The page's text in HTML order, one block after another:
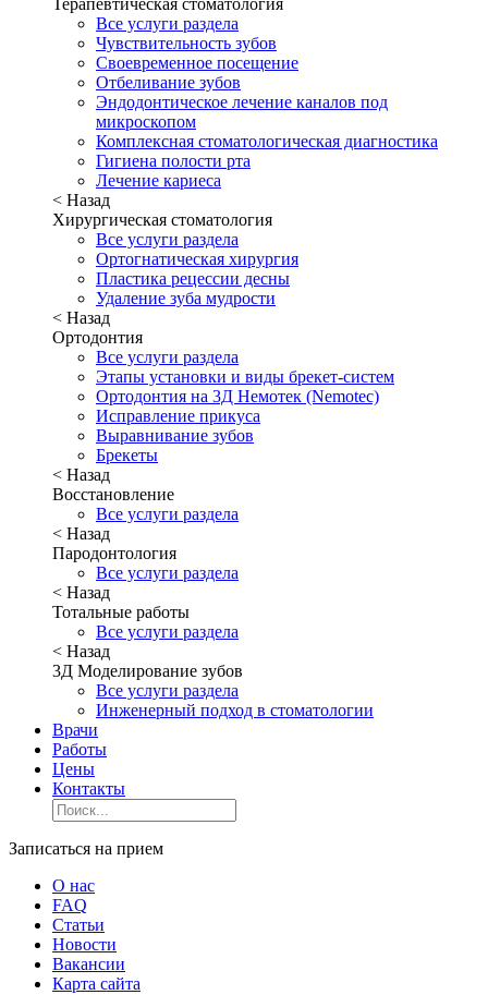
Терапевтическая стоматология
Все услуги раздела
Чувствительность зубов
Своевременное посещение
Отбеливание зубов
Эндодонтическое лечение каналов под
микроскопом
Комплексная стоматологическая диагностика
Гигиена полости рта
Лечение кариеса
< Назад
Хирургическая стоматология
Все услуги раздела
Ортогнатическая хирургия
Пластика рецессии десны
Удаление зуба мудрости
< Назад
Ортодонтия
Все услуги раздела
Этапы установки и виды брекет-систем
Ортодонтия на 3Д Немотек (Nemotec)
Исправление прикуса
Выравнивание зубов
Брекеты
< Назад
Восстановление
Все услуги раздела
< Назад
Пародонтология
Все услуги раздела
< Назад
Тотальные работы
Все услуги раздела
< Назад
3Д Моделирование зубов
Все услуги раздела
Инженерный подход в стоматологии
Врачи
Работы
Цены
Контакты
Записаться на прием
О нас
FAQ
Статьи
Новости
Вакансии
Карта сайта